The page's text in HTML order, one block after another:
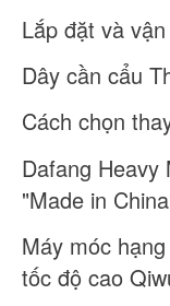
Lắp đặt và
Dây cần cẩu
Cách chọn
Dafang Heavy
"Made in
Máy móc
tốc độ cao